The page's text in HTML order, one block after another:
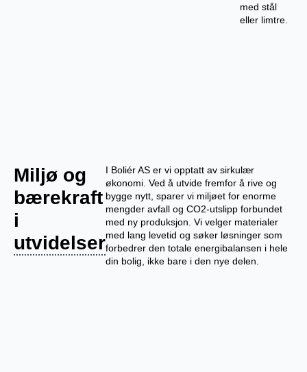
med stål
eller limtre.
Miljø og
bærekraft
i
utvidelser
I Boliér AS er vi opptatt av sirkulær
økonomi. Ved å utvide fremfor å rive og
bygge nytt, sparer vi miljøet for enorme
mengder avfall og CO2-utslipp forbundet
med ny produksjon. Vi velger materialer
med lang levetid og søker løsninger som
forbedrer den totale energibalansen i hele
din bolig, ikke bare i den nye delen.